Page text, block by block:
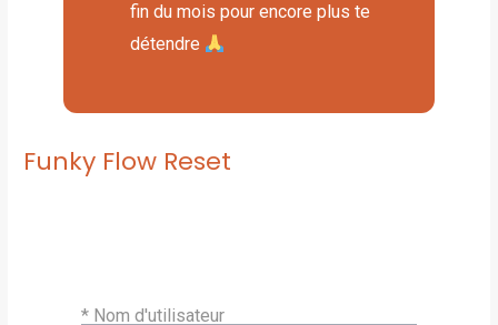
fin du mois pour encore plus te
détendre
Funky Flow Reset
* Nom d'utilisateur